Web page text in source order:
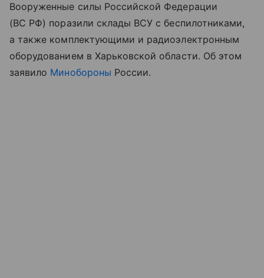
Вооруженные силы Российской Федерации
(ВС РФ) поразили склады ВСУ с беспилотниками,
а также комплектующими и радиоэлектронным
оборудованием в Харьковской области. Об этом
заявило Минобороны России.